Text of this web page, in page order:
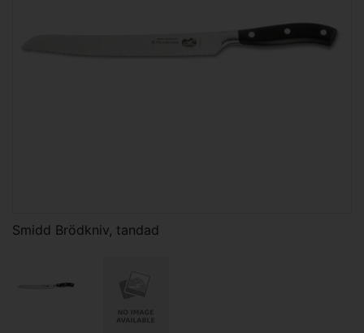
Smidd Brödkniv, tandad